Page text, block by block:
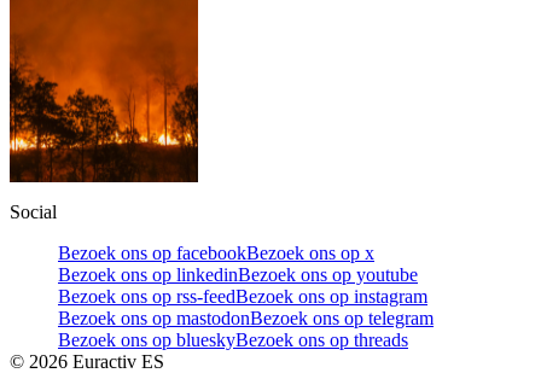
Social
Bezoek ons op facebookBezoek ons op x
Bezoek ons op linkedinBezoek ons op youtube
Bezoek ons op rss-feedBezoek ons op instagram
Bezoek ons op mastodonBezoek ons op telegram
Bezoek ons op blueskyBezoek ons op threads
© 2026 Euractiv ES